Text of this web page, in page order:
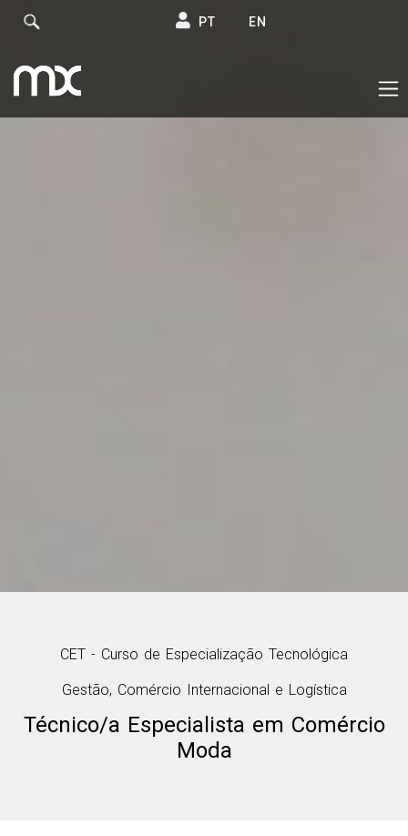
PT EN
CET - Curso de Especialização Tecnológica
Gestão, Comércio Internacional e Logística
Técnico/a Especialista em Comércio
Moda